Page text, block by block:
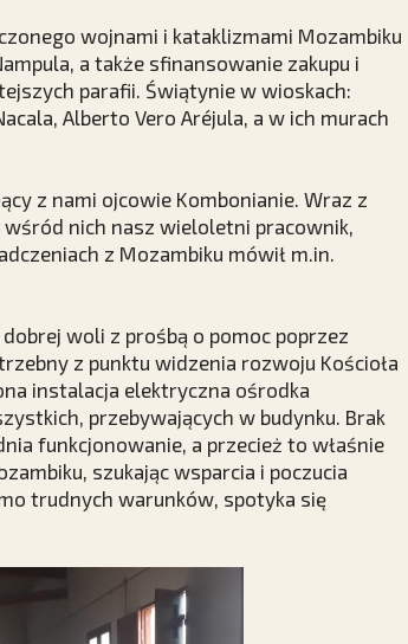
wojnami i kataklizmami Mozambiku
a także sfinansowanie zakupu i
parafii. Świątynie w wioskach:
Alberto Vero Aréjula, a w ich murach
z nami ojcowie Kombonianie. Wraz z
nich nasz wieloletni pracownik,
z Mozambiku mówił m.in.
woli z prośbą o pomoc poprzez
z punktu widzenia rozwoju Kościoła
instalacja elektryczna ośrodka
przebywających w budynku. Brak
funkcjonowanie, a przecież to właśnie
szukając wsparcia i poczucia
trudnych warunków, spotyka się